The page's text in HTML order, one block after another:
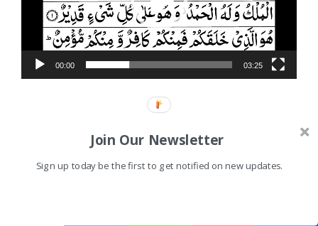
00:00 03:25
Join Our Newsletter
Sign up today be the first to get notified on new updates.